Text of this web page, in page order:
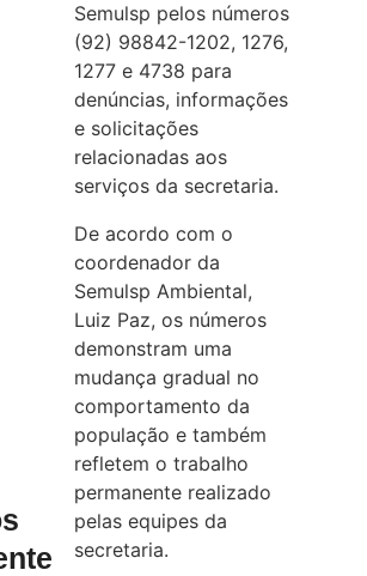
Semulsp pelos números
(92) 98842-1202, 1276,
1277 e 4738 para
denúncias, informações
e solicitações
relacionadas aos
serviços da secretaria.
De acordo com o
coordenador da
Semulsp Ambiental,
Luiz Paz, os números
demonstram uma
mudança gradual no
comportamento da
população e também
refletem o trabalho
permanente realizado
pelas equipes da
secretaria.